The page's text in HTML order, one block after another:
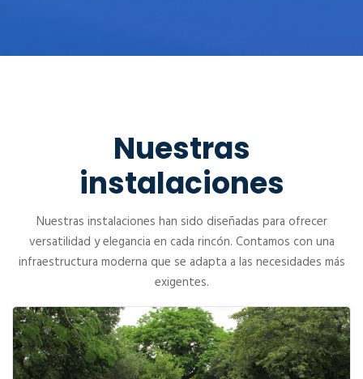
Nuestras
instalaciones
Nuestras instalaciones han sido diseñadas para ofrecer
versatilidad y elegancia en cada rincón. Contamos con una
infraestructura moderna que se adapta a las necesidades más
exigentes.